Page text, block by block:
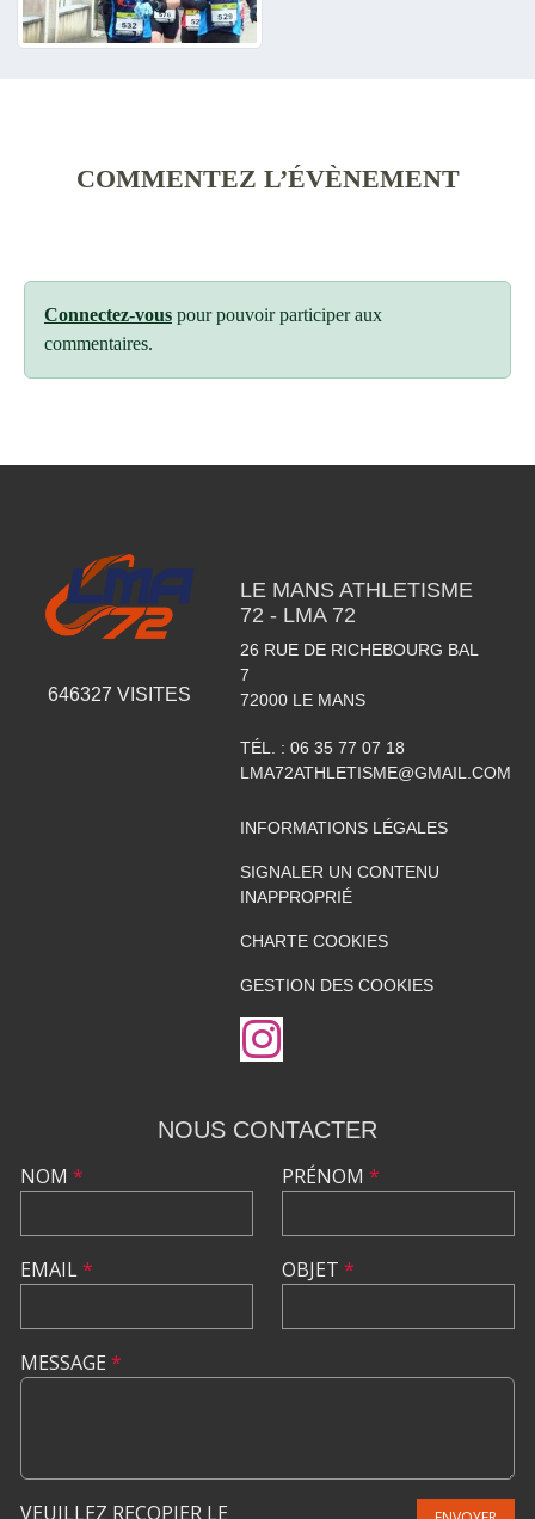
COMMENTEZ L’ÉVÈNEMENT
Connectez-vous pour pouvoir participer aux
commentaires.
646327 VISITES
LE MANS ATHLETISME
72 - LMA 72
26 RUE DE RICHEBOURG BAL
7
72000 LE MANS
TÉL. : 06 35 77 07 18
LMA72ATHLETISME@GMAIL.COM
INFORMATIONS LÉGALES
SIGNALER UN CONTENU
INAPPROPRIÉ
CHARTE COOKIES
GESTION DES COOKIES
NOUS CONTACTER
NOM *
EMAIL*
PRÉNOM *
OBJET *
MESSAGE *
VEUILLEZ RECOPIER LE